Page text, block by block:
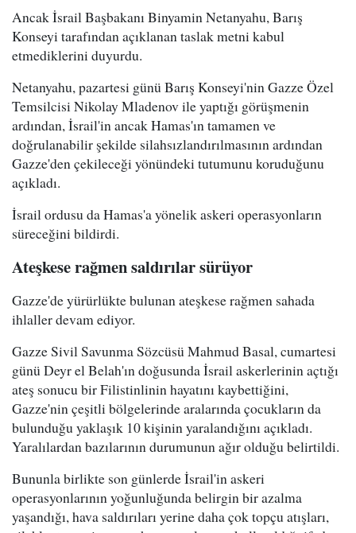
Ancak İsrail Başbakanı Binyamin Netanyahu, Barış
Konseyi tarafından açıklanan taslak metni kabul
etmediklerini duyurdu.
Netanyahu, pazartesi günü Barış Konseyi'nin Gazze Özel
Temsilcisi Nikolay Mladenov ile yaptığı görüşmenin
ardından, İsrail'in ancak Hamas'ın tamamen ve
doğrulanabilir şekilde silahsızlandırılmasının ardından
Gazze'den çekileceği yönündeki tutumunu koruduğunu
açıkladı.
İsrail ordusu da Hamas'a yönelik askeri operasyonların
süreceğini bildirdi.
Ateşkese rağmen saldırılar sürüyor
Gazze'de yürürlükte bulunan ateşkese rağmen sahada
ihlaller devam ediyor.
Gazze Sivil Savunma Sözcüsü Mahmud Basal, cumartesi
günü Deyr el Belah'ın doğusunda İsrail askerlerinin açtığı
ateş sonucu bir Filistinlinin hayatını kaybettiğini,
Gazze'nin çeşitli bölgelerinde aralarında çocukların da
bulunduğu yaklaşık 10 kişinin yaralandığını açıkladı.
Yaralılardan bazılarının durumunun ağır olduğu belirtildi.
Bununla birlikte son günlerde İsrail'in askeri
operasyonlarının yoğunluğunda belirgin bir azalma
yaşandığı, hava saldırıları yerine daha çok topçu atışları,